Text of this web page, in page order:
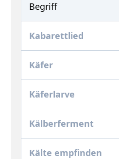
Begriff
Kabarettlied
Käfer
Käferlarve
Kälberferment
Kälte empfinden